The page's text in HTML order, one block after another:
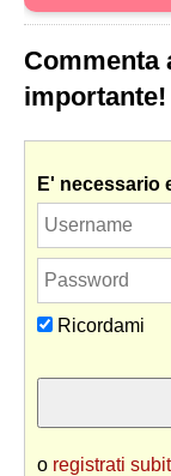
Commenta
importante!
E' necessario
Ricordami
o registrati